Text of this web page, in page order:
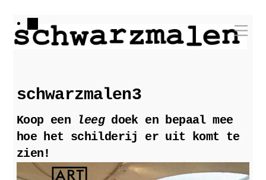
Skip
schwarzmalen3
Koop een leegdoek en bepaal mee
hoe het schilderij er uit komt te
zien!